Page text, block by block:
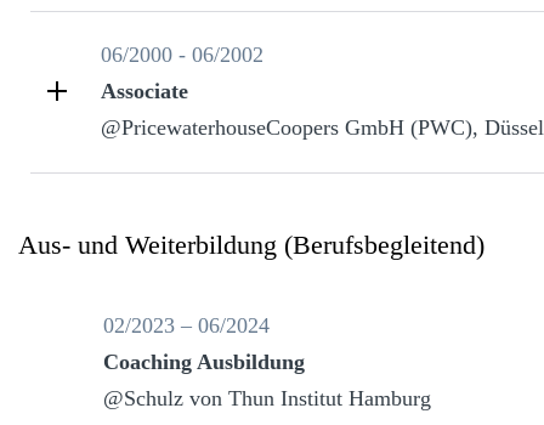
06/2000 - 06/2002
Associate
@PricewaterhouseCoopers GmbH (PWC),
Aus- und Weiterbildung (Berufsbegleitend)
02/2023 – 06/2024
Coaching Ausbildung
@Schulz von Thun Institut Hamburg